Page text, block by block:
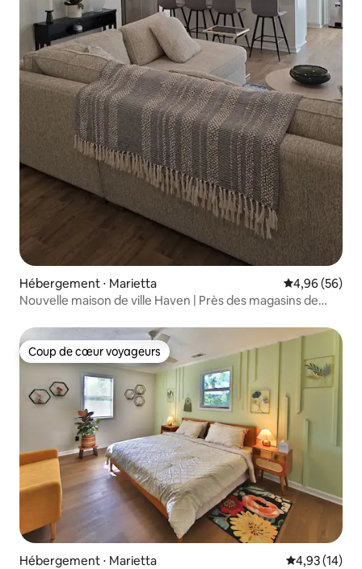
Hébergement ⋅ Marietta Évaluation
4,96 (56)
Nouvelle maison de ville Haven | Près des magasins de
Coup de cœur voyageurs
Coup de cœur voyageurs
Hébergement ⋅ Marietta Évaluation
4,93 (14)